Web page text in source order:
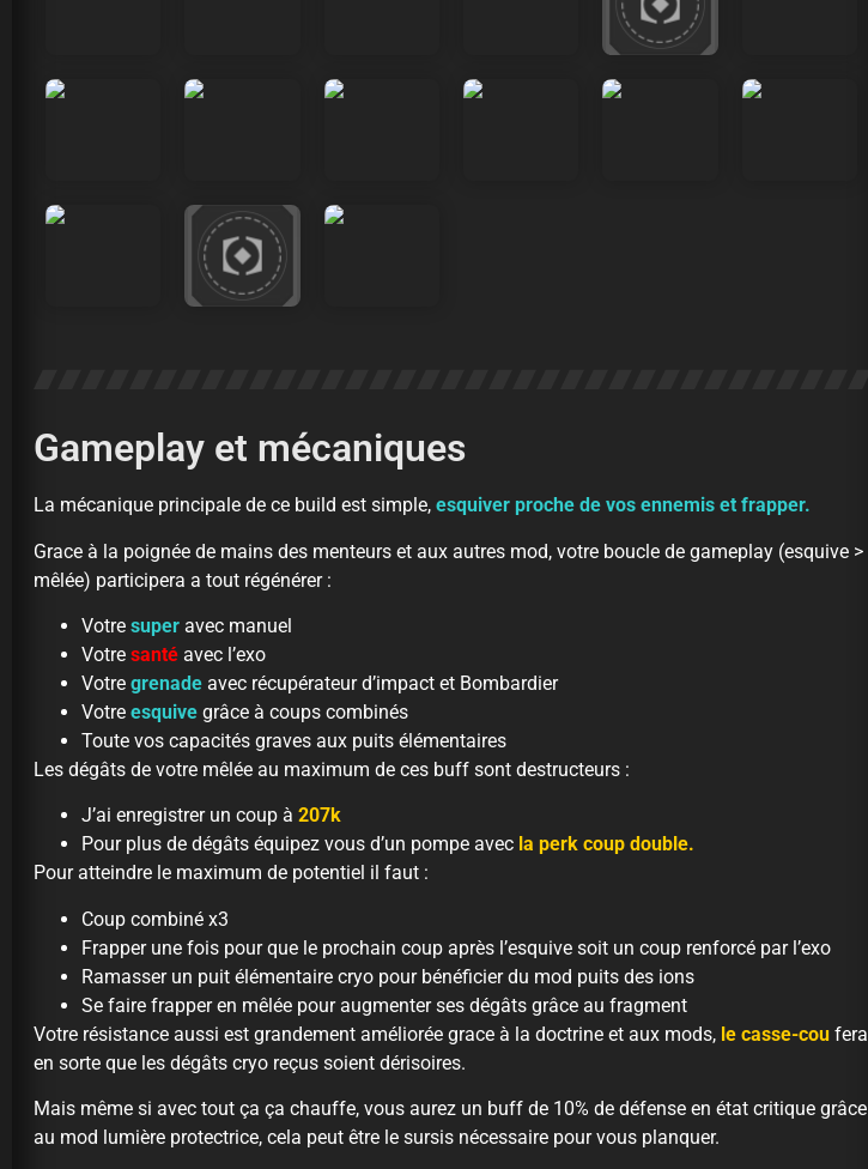
Gameplay et mécaniques
La mécanique principale de ce build est simple, esquiver proche de vos ennemis et frapper.
Grace à la poignée de mains des menteurs et aux autres mod, votre boucle de gameplay (esquive >
mêlée) participera a tout régénérer :
Votre super avec manuel
Votre santé avec l’exo
Votre grenade avec récupérateur d’impact et Bombardier
Votre esquive grâce à coups combinés
Toute vos capacités graves aux puits élémentaires
Les dégâts de votre mêlée au maximum de ces buff sont destructeurs :
J’ai enregistrer un coup à 207k
Pour plus de dégâts équipez vous d’un pompe avec la perk coup double.
Pour atteindre le maximum de potentiel il faut :
Coup combiné x3
Frapper une fois pour que le prochain coup après l’esquive soit un coup renforcé par l’exo
Ramasser un puit élémentaire cryo pour bénéficier du mod puits des ions
Se faire frapper en mêlée pour augmenter ses dégâts grâce au fragment
Votre résistance aussi est grandement améliorée grace à la doctrine et aux mods, le casse-cou fera
en sorte que les dégâts cryo reçus soient dérisoires.
Mais même si avec tout ça ça chauffe, vous aurez un buff de 10% de défense en état critique grâce
au mod lumière protectrice, cela peut être le sursis nécessaire pour vous planquer.